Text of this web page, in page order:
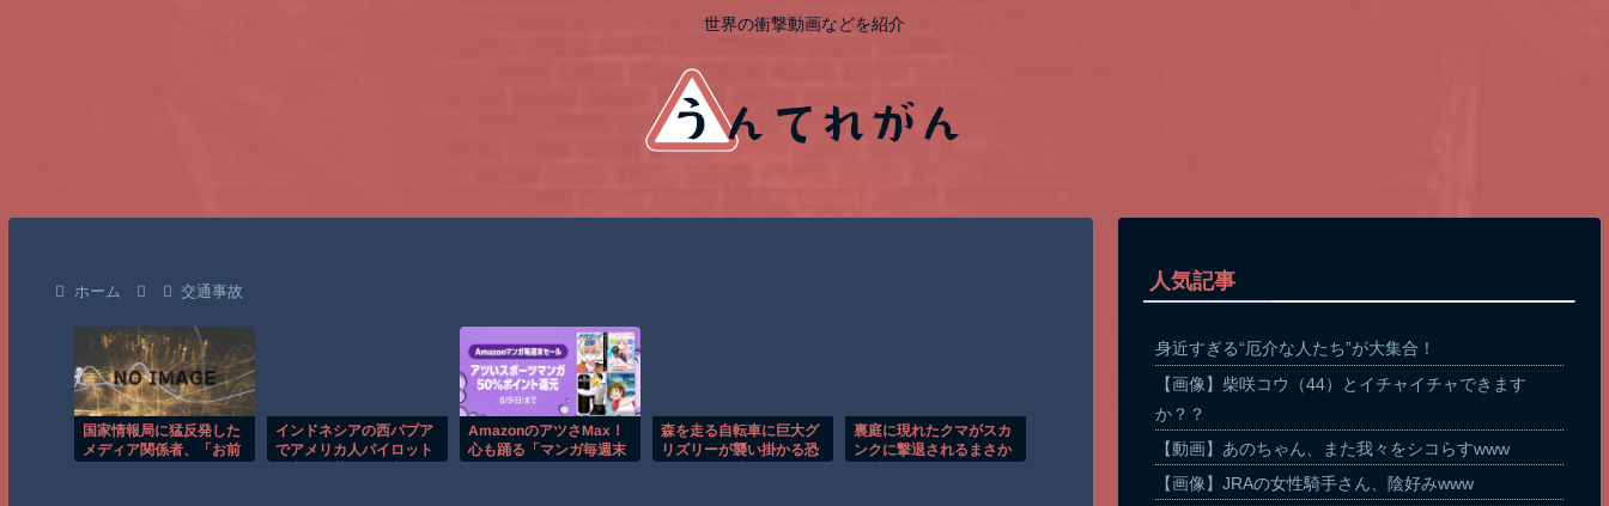
世界の衝撃動画などを紹介
ホーム 交通事故
国家情報局に猛反発した
メディア関係者、「お前
インドネシアの西パプア
でアメリカ人パイロット
AmazonのアツさMax！
心も踊る「マンガ毎週末
森を走る自転車に巨大グ
リズリーが襲い掛かる恐
裏庭に現れたクマがスカ
ンクに撃退されるまさか
人気記事
身近すぎる“厄介な人たち”が大集合！
【画像】柴咲コウ（44）とイチャイチャできます
か？？
【動画】あのちゃん、また我々をシコらすwww
【画像】JRAの女性騎手さん、陰好みwww